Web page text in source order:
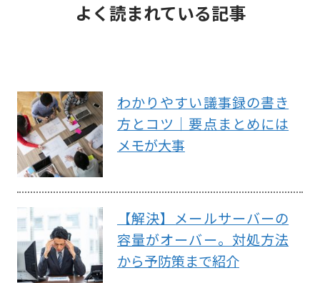
よく読まれている記事
わかりやすい議事録の書き
方とコツ｜要点まとめには
メモが大事
【解決】メールサーバーの
容量がオーバー。対処方法
から予防策まで紹介